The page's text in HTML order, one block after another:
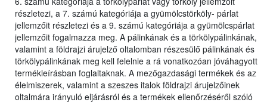
részletezi, a 7. számú kategóriája a gyümölcstörköly- párlat
jellemzőit részletezi és a 9. számú kategóriája a gyümölcspárlat
jellemzőit fogalmazza meg. A pálinkának és a törkölypálinkának,
valamint a földrajzi árujelző oltalomban részesülő pálinkának és
törkölypálinkának meg kell felelnie a rá vonatkozóan jóváhagyott
termékleírásban foglaltaknak. A mezőgazdasági termékek és az
élelmiszerek, valamint a szeszes italok földrajzi árujelzőinek
oltalmára irányuló eljárásról és a termékek ellenőrzéséről szóló